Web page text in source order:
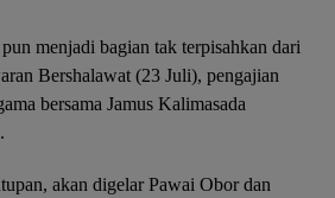
menjadi bagian tak terpisahkan dari
Bershalawat (23 Juli), pengajian
bersama Jamus Kalimasada
akan digelar Pawai Obor dan